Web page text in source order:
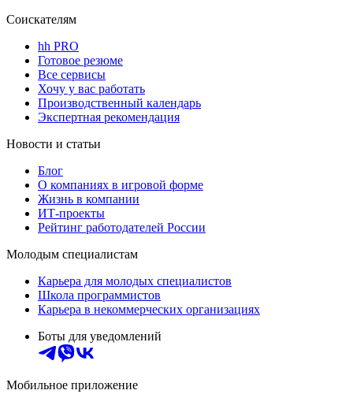
Соискателям
hh PRO
Готовое резюме
Все сервисы
Хочу у вас работать
Производственный календарь
Экспертная рекомендация
Новости и статьи
Блог
О компаниях в игровой форме
Жизнь в компании
ИТ-проекты
Рейтинг работодателей России
Молодым специалистам
Карьера для молодых специалистов
Школа программистов
Карьера в некоммерческих организациях
Боты для уведомлений
Мобильное приложение